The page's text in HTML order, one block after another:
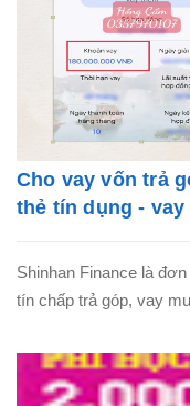
Cho vay vốn trả
thẻ tín dụng - vay
Shinhan Finance là
tín chấp trả góp, vay